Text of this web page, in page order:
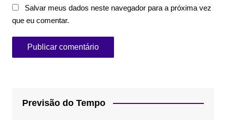
Salvar meus dados neste navegador para a próxima vez
que eu comentar.
Previsão do Tempo